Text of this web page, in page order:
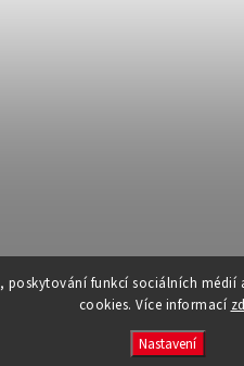
poskytování funkcí sociálních
cookies. Více informací
Nastavení